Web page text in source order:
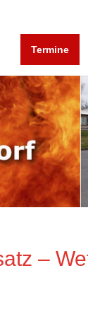
Termine
–